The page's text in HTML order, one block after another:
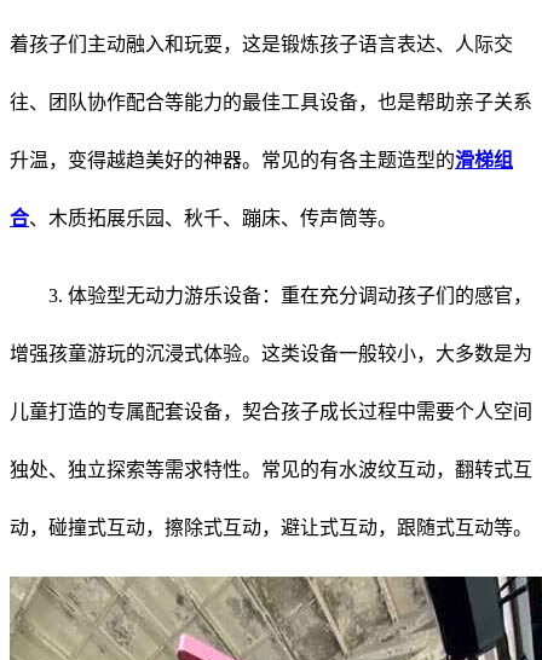
着孩子们主动融入和玩耍，这是锻炼孩子语言表达、人际交
往、团队协作配合等能力的最佳工具设备，也是帮助亲子关系
升温，变得越趋美好的神器。 常见的有各主题造型的滑梯组
合、木质拓展乐园、秋千、蹦床、传声筒等。
3. 体验型无动力游乐设备：重在充分调动孩子们的感官，
增强孩童游玩的沉浸式体验。这类设备一般较小，大多数是为
儿童打造的专属配套设备，契合孩子成长过程中需要个人空间
独处、独立探索等需求特性。 常见的有水波纹互动，翻转式互
动，碰撞式互动，擦除式互动，避让式互动，跟随式互动等。